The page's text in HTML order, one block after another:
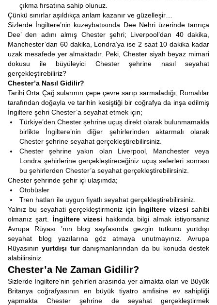
çıkma fırsatına sahip olunuz.
Çünkü sınırlar aşıldıkça anlam kazanır ve güzelleşir…
Sizlerde İngiltere’nin kuzeybatısında Dee Nehri üzerinde tanrıça
Dee’ den adını almış Chester şehri; Liverpool’dan 40 dakika,
Manchester’dan 60 dakika, Londra’ya ise 2 saat 10 dakika kadar
uzak mesafede yer almaktadır. Peki, Chester siyah beyaz mimari
dokusu ile büyüleyici Chester şehrine nasıl seyahat
gerçekleştirebiliriz?
Chester’a Nasıl Gidilir?
Tarihi Orta Çağ sularının çepe çevre sarıp sarmaladığı; Romalılar
tarafından doğayla ve tarihin kesiştiği bir coğrafya da inşa edilmiş
İngiltere şehri Chester’a seyahat etmek için;
Türkiye’den Chester şehrine uçuş direkt olarak bulunmamakla
birlikte İngiltere’nin diğer şehirlerinden aktarmalı olarak
Chester şehrine seyahat gerçekleştirebilirsiniz.
Chester şehrine yakın olan Liverpool, Manchester veya
Londra şehirlerine gerçekleştireceğiniz uçuş seferleri sonrası
bu şehirlerden Chester’a seyahat gerçekleştirebilirsiniz.
Chester şehrinde şehir içi ulaşımda;
Otobüsler
Tren hatları ile uygun fiyatlı seyahat gerçekleştirebilirsiniz.
Yalnız bu seyahati gerçekleştirmeniz için İngiltere vizesi sahibi
olmanız şart. İngiltere vizesi hakkında bilgi almak istiyorsanız
Avrupa Rüyası ’nın blog sayfasında gezgin tutkunu yurtdışı
seyahat blog yazılarına göz atmaya unutmayınız. Avrupa
Rüyasınınyurtdışı turdanışmanlarından da bu konuda destek
alabilirsiniz.
Chester’a Ne Zaman Gidilir?
Sizlerde İngiltere’nin şehirleri arasında yer almakta olan ve Büyük
Britanya coğrafyasının en büyük tiyatro amfisine ev sahipliği
yapmakta Chester şehrine de seyahat gerçekleştirmek